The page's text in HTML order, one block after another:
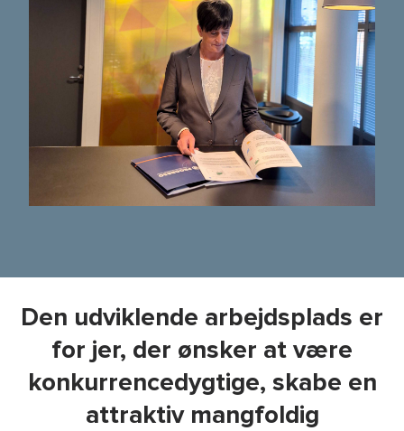
Den udviklende arbejdsplads er
for jer, der ønsker at være
konkurrencedygtige, skabe en
attraktiv mangfoldig